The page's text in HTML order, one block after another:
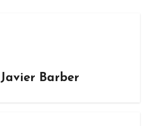
Javier Barber